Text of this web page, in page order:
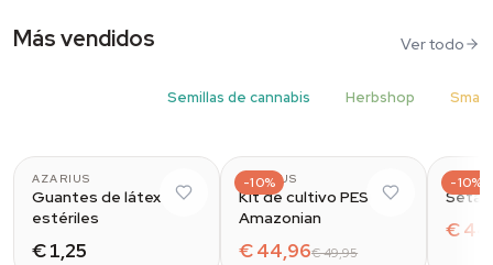
Más vendidos Ver todo
Semillas de cannabis Herbshop
AZARIUS
Guantes de látex
estériles
€ 1,25
-10%
AZARIUS
Kit de cultivo PES
Amazonian
€ 44,96€ 49,95
-10%
Setas
€